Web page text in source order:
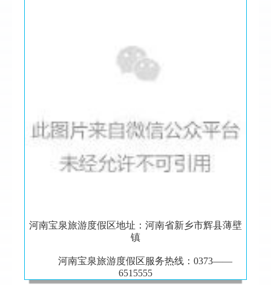
河南宝泉旅游度假区地址：河南省新乡市辉县薄壁
镇
河南宝泉旅游度假区服务热线：0373——
6515555